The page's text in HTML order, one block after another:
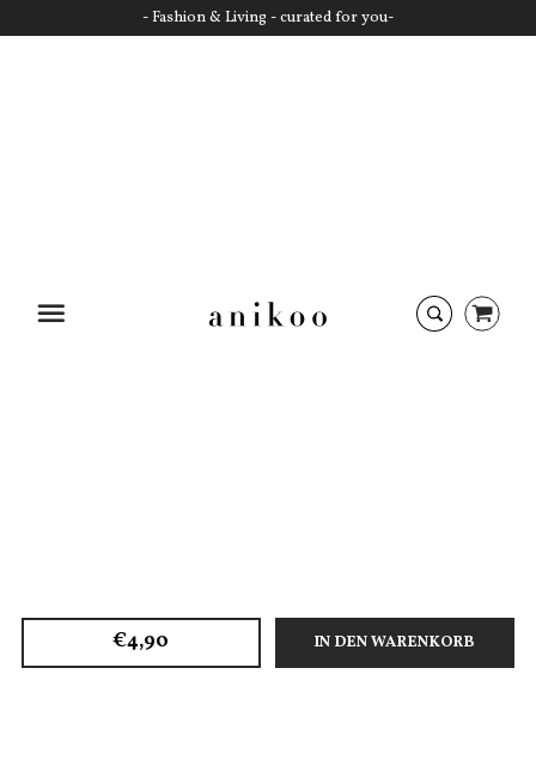
- Fashion & Living - curated for you-
€4,90 IN DEN WARENKORB